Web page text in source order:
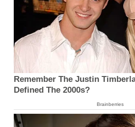
Remember The Justin
Defined The 2000s?
Brainberries